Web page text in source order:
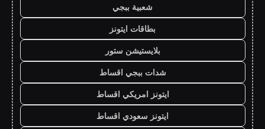
شعبية ببجي
بطاقات ايتونز
بلايستيشن ستور
شدات ببجي اقساط
ايتونز امريكي اقساط
ايتونز سعودي اقساط